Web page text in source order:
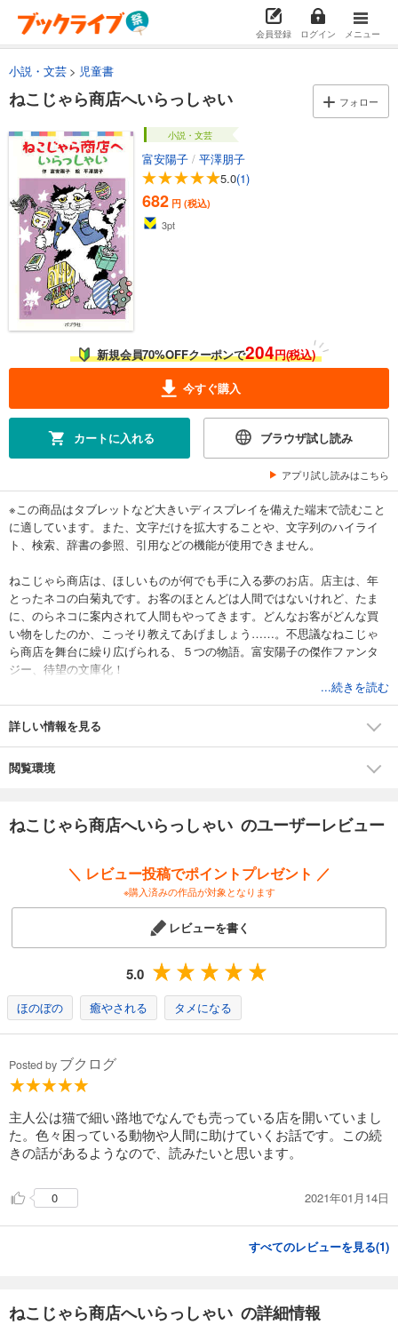
会員登録 ログイン メニュー
小説・文芸 児童書
ねこじゃら商店へいらっしゃい フォロー
小説・文芸
富安陽子 / 平澤朋子
5.0(1)
682 円 (税込)
3pt
新規会員70%OFFクーポンで204円(税込)
今すぐ購入
カートに入れる ブラウザ試し読み
アプリ試し読みはこちら
※この商品はタブレットなど大きいディスプレイを備えた端末で読むこと
に適しています。また、文字だけを拡大することや、文字列のハイライ
ト、検索、辞書の参照、引用などの機能が使用できません。
ねこじゃら商店は、ほしいものが何でも手に入る夢のお店。店主は、年
とったネコの白菊丸です。お客のほとんどは人間ではないけれど、たま
に、のらネコに案内されて人間もやってきます。どんなお客がどんな買
い物をしたのか、こっそり教えてあげましょう……。不思議なねこじゃ
ら商店を舞台に繰り広げられる、５つの物語。富安陽子の傑作ファンタ
ジー、待望の文庫化！
...続きを読む
詳しい情報を見る
閲覧環境
ねこじゃら商店へいらっしゃい のユーザーレビュー
＼ レビュー投稿でポイントプレゼント ／
※購入済みの作品が対象となります
レビューを書く
5.0
ほのぼの 癒やされる タメになる
Posted by ブクログ
主人公は猫で細い路地でなんでも売っている店を開いていまし
た。色々困っている動物や人間に助けていくお話です。この続
きの話があるようなので、読みたいと思います。
0 2021年01月14日
すべてのレビューを見る(1)
ねこじゃら商店へいらっしゃい の詳細情報